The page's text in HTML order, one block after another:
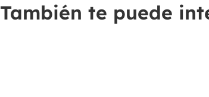
También te puede